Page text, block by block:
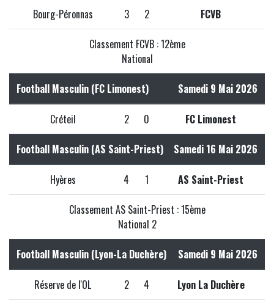
Bourg-Péronnas 3 2 FCVB
Classement FCVB : 12ème
National
Football Masculin (FC Limonest) Samedi 9 Mai 2026
Créteil 2 0 FC Limonest
Football Masculin (AS Saint-Priest) Samedi 16 Mai 2026
Hyères 4 1 AS Saint-Priest
Classement AS Saint-Priest : 15ème
National 2
Football Masculin (Lyon-La Duchère) Samedi 9 Mai 2026
Réserve de l'OL 2 4 Lyon La Duchère